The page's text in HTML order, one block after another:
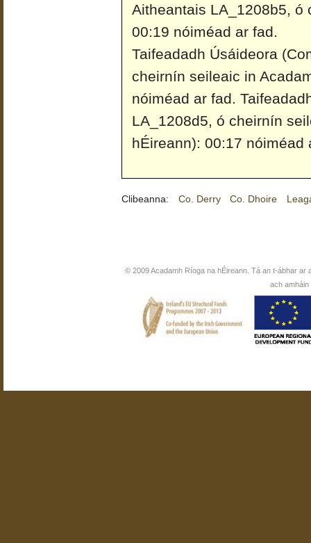
Aitheantais LA_1208b5, ó
00:19 nóiméad ar fad.
Taifeadadh Úsáideora
cheirnín seileaic in
nóiméad ar fad.
LA_1208d5, ó cheirnín
hÉireann): 00:17 nóiméad
Clibeanna: Co. Derry Co. Dhoire
© 2009 Acadamh Ríoga na hÉireann. Tá an t-ábhar ar
ach amháin